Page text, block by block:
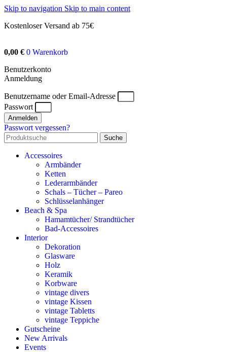
Skip to navigation Skip to main content
Kostenloser Versand ab 75€
0,00 € 0 Warenkorb
Benutzerkonto
Anmeldung
Benutzername oder Email-Adresse
Passwort
Anmelden
Passwort vergessen?
Suche
Accessoires
Armbänder
Ketten
Lederarmbänder
Schals – Tücher – Pareo
Schlüsselanhänger
Beach & Spa
Hamamtücher/ Strandtücher
Bad-Accessoires
Interior
Dekoration
Glasware
Holz
Keramik
Korbware
vintage divers
vintage Kissen
vintage Tabletts
vintage Teppiche
Gutscheine
New Arrivals
Events